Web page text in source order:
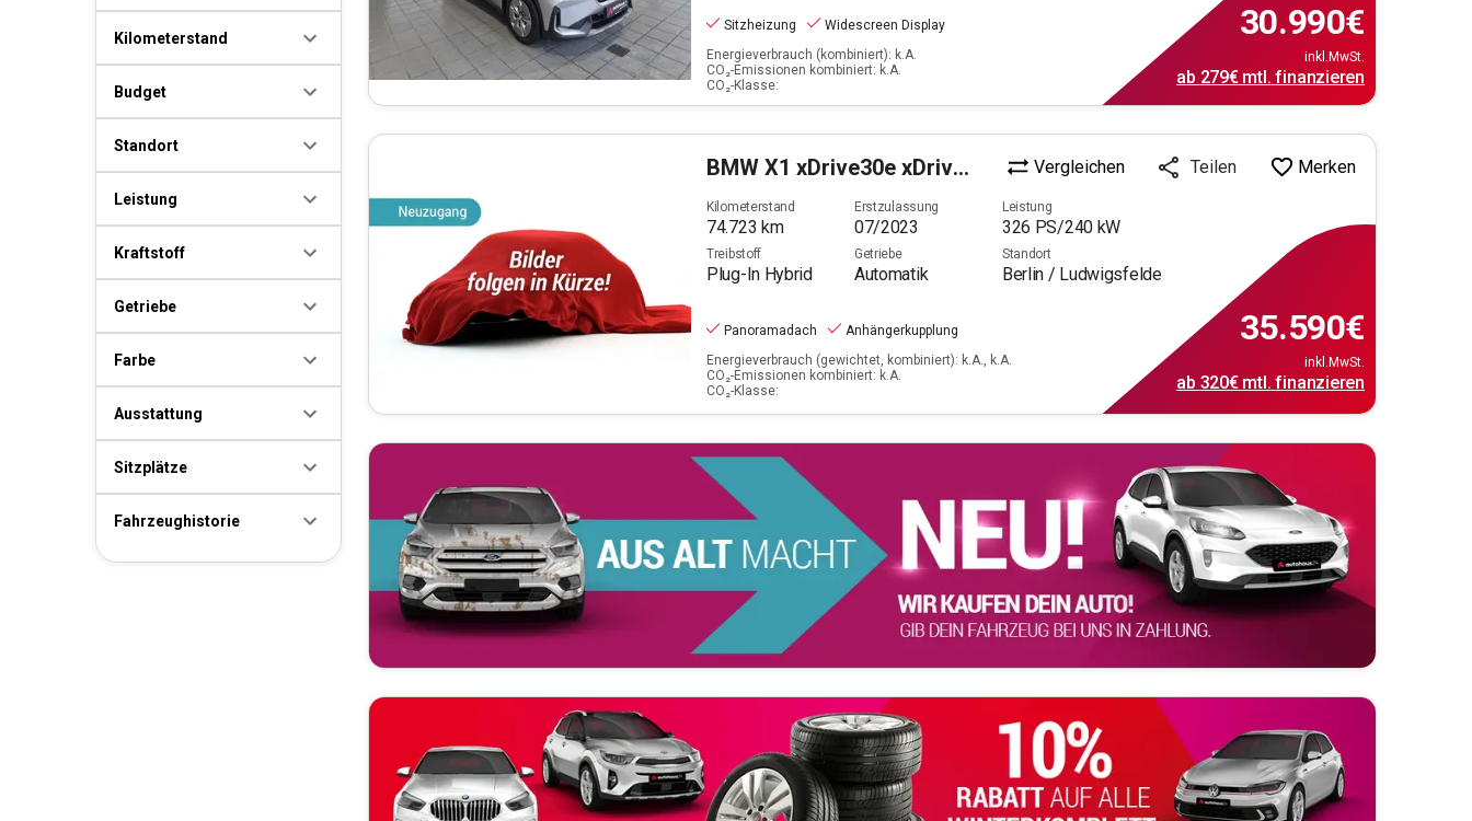
Kilometerstand
Budget
Standort
Leistung
Kraftstoff
Getriebe
Farbe
Ausstattung
Sitzplätze
Fahrzeughistorie
Sitzheizung
Widescreen Display
Energieverbrauch (kombiniert): k.A.
CO₂-Emissionen kombiniert: k.A.
CO₂-Klasse:
30.990€
inkl.MwSt.
ab 279€mtl. finanzieren
BMW X1 xDrive30e xDrive M Sport (EURO 6d) Vergleichen Teilen Merken
Kilometerstand
74.723 km
Erstzulassung
07/2023
Leistung
326 PS/240 kW
Treibstoff
Plug-In Hybrid
Getriebe
Automatik
Standort
Berlin / Ludwigsfelde
Panoramadach
Anhängerkupplung
Energieverbrauch (gewichtet, kombiniert): k.A., k.A.
CO₂-Emissionen kombiniert: k.A.
CO₂-Klasse:
35.590€
inkl.MwSt.
ab 320€mtl. finanzieren